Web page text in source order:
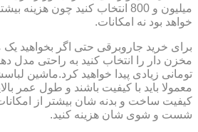
میلیون و 800 انتخاب کنید چون
خواهد بود نه امکانات.
برای خرید جاروبرقی حتی اگر بخواهید یک
تومانی زیادی پیدا خواهید کرد.ماشین
معمولا باید با کیفیت باشند و طول عمر
کیفیت ساخت و بدنه شان بیشتر از
شست و شوی شان هزینه کنید.